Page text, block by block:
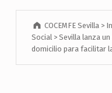
COCEMFE Sevilla >
Social> Sevilla lanza
domicilio para facilitar